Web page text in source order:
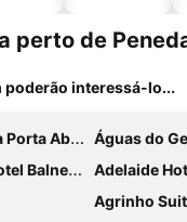
perto de
poderão interessá-lo...
& Spa
Águas do Gerês
Balneario
Adelaide
Agrinho